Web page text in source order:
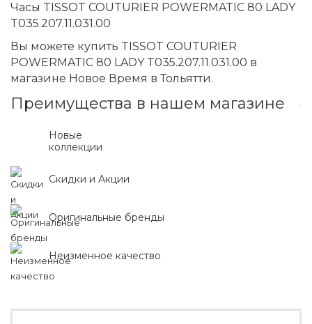
Часы TISSOT COUTURIER POWERMATIC 80 LADY
T035.207.11.031.00
Вы можете купить TISSOT COUTURIER
POWERMATIC 80 LADY T035.207.11.031.00 в
магазине Новое Время в Тольятти.
Преимущества в нашем магазине
Новые
коллекции
Скидки и Акции
Оригинальные бренды
Неизменное качество